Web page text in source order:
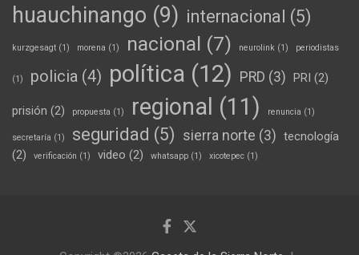
huauchinango (9) internacional (5)
kurzgesagt (1) morena (1) nacional (7) neurolink (1) periodistas
(1) policia (4) política (12) PRD (3) PRI (2)
prisión (2) propuesta (1) regional (11) renuncia (1)
secretaría (1) seguridad (5) sierra norte (3) tecnología
(2)
verificación (1) video (2) whatsapp (1) xicotepec (1)